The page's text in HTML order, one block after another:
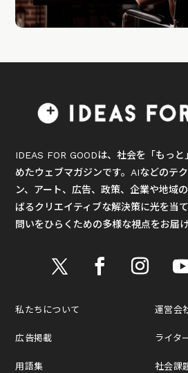
IDEAS FOR GOODは、社会を「もっ
めたウェブマガジンです。AIなどのテ
ン、アート、広告、政策、企業や地域
ばるクリエイティブな解決策に光を当
問いをひらくための多様な視点をお届け
私たちについて
広告掲載
用語集
運営会
ライタ
社会課